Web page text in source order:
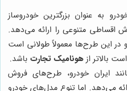
به عنوان بزرگترین خودروساز
اقساطی متنوعی را ارائه می‌دهد.
در این طرح‌ها معمولاً طولانی است
بالاتر از هونامیک تجارت باشد.
ایران خودرو، طرح‌های فروش
می‌دهد. اما تنوع مدل‌های خودرو